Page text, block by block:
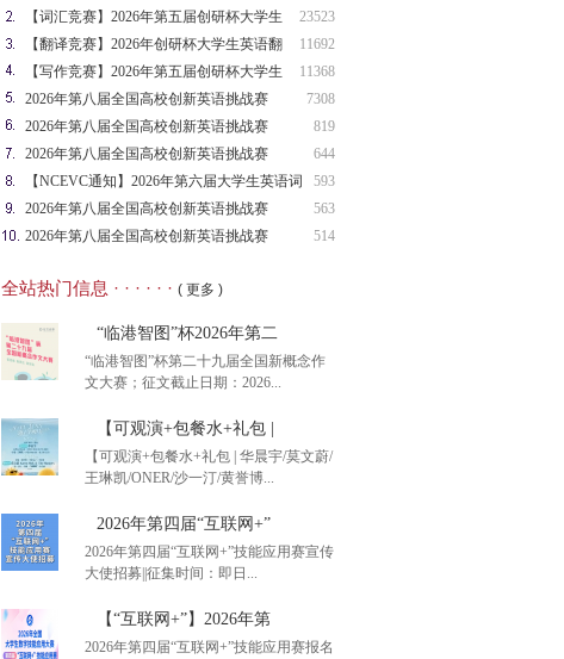
生
23523
【词汇竞赛】2026年第五届创研杯大学生
英语
11692
【翻译竞赛】2026年创研杯大学生英语翻
译竞
11368
【写作竞赛】2026年第五届创研杯大学生
英语
7308
2026年第八届全国高校创新英语挑战赛
（NCIE
819
2026年第八届全国高校创新英语挑战赛
644
2026年第八届全国高校创新英语挑战赛
（NCIE
593
【NCEVC通知】2026年第六届大学生英语词
汇
563
2026年第八届全国高校创新英语挑战赛
（NCIE
514
2026年第八届全国高校创新英语挑战赛
全站热门信息 · · · · · · ( 更多 )
“临港智图”杯2026年第二
“临港智图”杯第二十九届全国新概念作
文大赛；征文截止日期：2026...
“临港智图”杯2026年第二
【可观演+包餐水+礼包 |
【可观演+包餐水+礼包 | 华晨宇/莫文蔚/
王琳凯/ONER/沙一汀/黄誉博...
【可观演+包餐水+礼包 |
2026年第四届“互联网+”
2026年第四届“互联网+”技能应用赛宣传
大使招募||征集时间：即日...
【“互联网+”】2026年第
2026年第四届“互联网+”技能应用赛报名